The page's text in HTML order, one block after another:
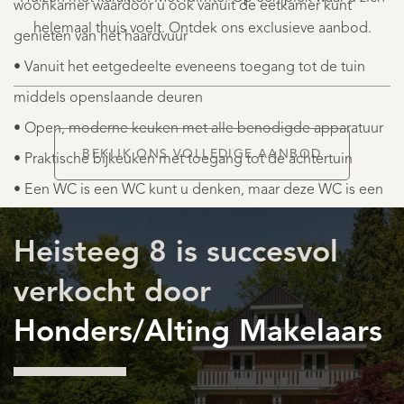
woonkamer waardoor u ook vanuit de eetkamer kunt
genieten van het haardvuur
• Vanuit het eetgedeelte eveneens toegang tot de tuin
middels openslaande deuren
• Open, moderne keuken met alle benodigde apparatuur
• Praktische bijkeuken met toegang tot de achtertuin
• Een WC is een WC kunt u denken, maar deze WC is een
vermelding waard..........koninklijk
EERSTE VERDIEPING
• De eerste verdieping biedt vier slaapkamers en twee
badkamers
• De hoofdslaapkamer met een uniek uitzicht over de
helemaal thuis voelt. Ontdek ons exclusieve aanbod.
BEKIJK ONS VOLLEDIGE AANBOD
Heisteeg 8 is succesvol
verkocht door
Honders/Alting Makelaars
AANBOD
DIENSTEN